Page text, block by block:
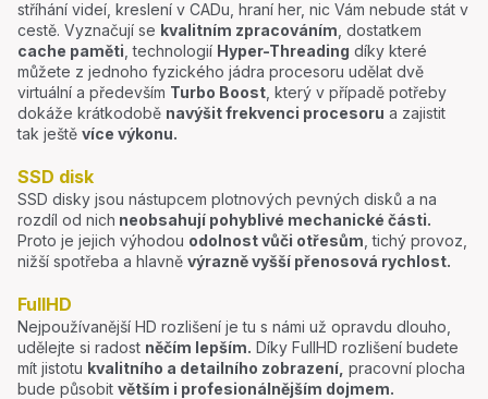
stříhání videí, kreslení v CADu, hraní her, nic Vám nebude stát v
cestě. Vyznačují se kvalitním zpracováním , dostatkem
cache paměti , technologií Hyper-Threading díky které
můžete z jednoho fyzického jádra procesoru udělat dvě
virtuální a především Turbo Boost , který v případě potřeby
dokáže krátkodobě navýšit frekvenci procesoru a zajistit
tak ještě více výkonu.
SSD disk
SSD disky jsou nástupcem plotnových pevných disků a na
rozdíl od nich neobsahují pohyblivé mechanické části.
Proto je jejich výhodou odolnost vůči otřesům , tichý provoz,
nižší spotřeba a hlavně výrazně vyšší přenosová rychlost.
FullHD
Nejpoužívanější HD rozlišení je tu s námi už opravdu dlouho,
udělejte si radost něčím lepším. Díky FullHD rozlišení budete
mít jistotu kvalitního a detailního zobrazení, pracovní plocha
bude působit větším i profesionálnějším dojmem.